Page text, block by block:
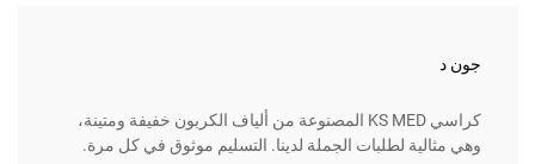
كراسي KS MED المصنوعة من ألياف الكربون خفيفة ومتينة،
لطلبات الجملة لدينا. التسليم موثوق في كل مرة.